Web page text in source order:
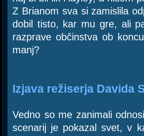
Z Brianom sva si zamislila
dobil tisto, kar mu gre, ali
razprave občinstva ob
manj?
Izjava režiserja Davida
Vedno so me zanimali
scenarij je pokazal svet, v